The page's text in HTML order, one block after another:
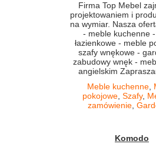
Firma Top Mebel
projektowaniem i
na wymiar. Nasza
- meble kuchenne
łazienkowe - meble
szafy wnękowe -
zabudowy wnęk -
angielskim
Meble kuchenne,
pokojowe, Szafy,
zamówienie,
Komodo